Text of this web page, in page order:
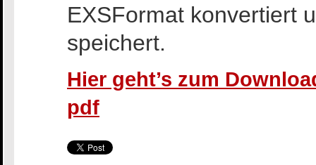
EXSFormat konvertiert
speichert.
Hier geht’s zum
pdf